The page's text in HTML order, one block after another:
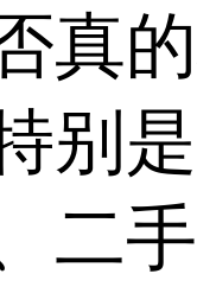
真
别
二